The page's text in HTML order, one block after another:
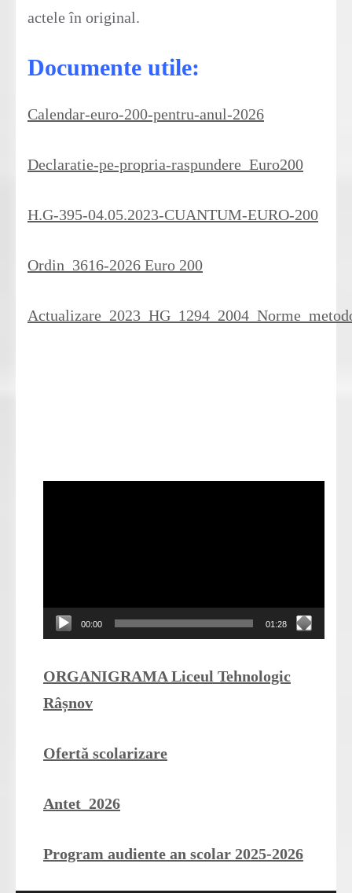
actele în original.
Documente utile:
Calendar-euro-200-pentru-anul-2026
Declaratie-pe-propria-raspundere_Euro200
H.G-395-04.05.2023-CUANTUM-EURO-200
Ordin_3616-2026 Euro 200
00:00 01:28
ORGANIGRAMA Liceul Tehnologic
Râșnov
Ofertă scolarizare
Antet 2026
Program audiente an scolar 2025-2026